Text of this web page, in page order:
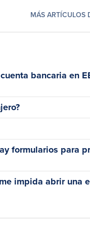
MÁS ARTÍCULOS
bancaria en
formularios para
impida abrir una